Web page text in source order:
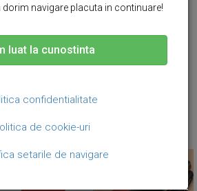
navigare placuta in continuare!
luat la cunostinta
confidentialitate
de cookie-uri
setarile de navigare